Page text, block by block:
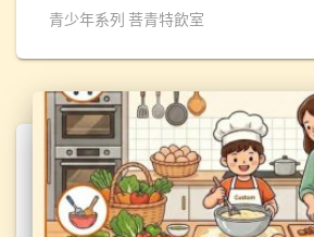
青少年系列 菩青特飲室